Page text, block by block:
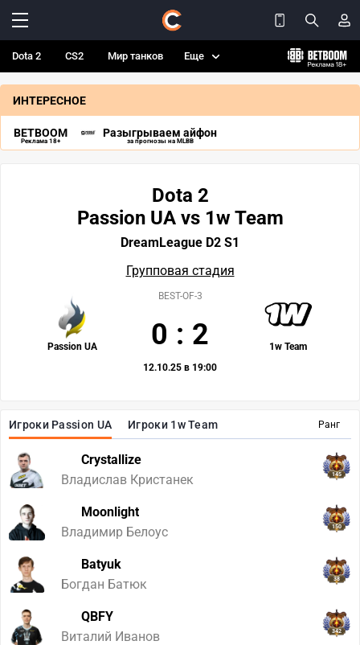
Dota 2 CS2 Мир танков Еще
ИНТЕРЕСНОЕ
BETBOOM
Реклама 18+
Разыгрываем айфон
за прогнозы на MLBB
Ранг
Игроки Passion UA Игроки 1w Team
Crystallize
Владислав Кристанек
145
Moonlight
Владимир Белоус
150
Batyuk
Богдан Батюк
38
QBFY
Виталий Иванов
342
Dota 2
Passion UA vs 1w Team
DreamLeague D2 S1
Групповая стадия
Passion UA 1w Team
BEST-OF-3
0 : 2
12.10.25 в 19:00